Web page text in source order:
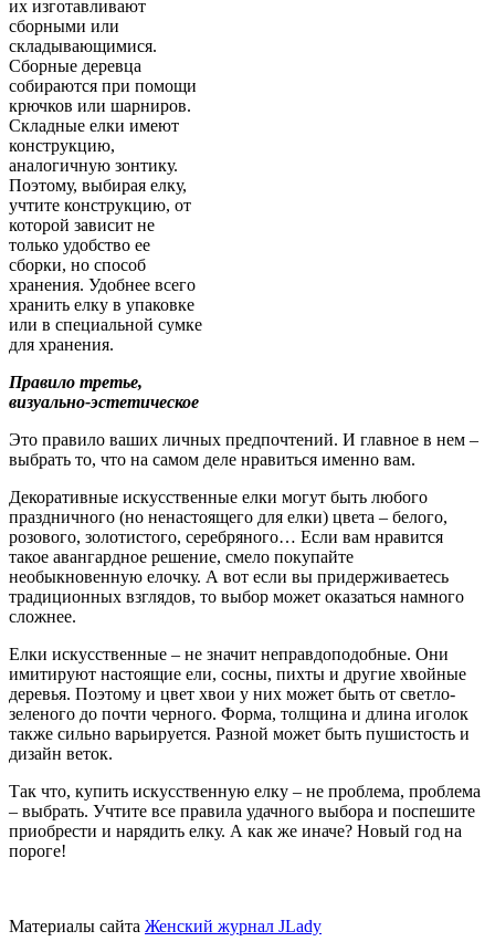
их изготавливают
сборными или
складывающимися.
Сборные деревца
собираются при помощи
крючков или шарниров.
Складные елки имеют
конструкцию,
аналогичную зонтику.
Поэтому, выбирая елку,
учтите конструкцию, от
которой зависит не
только удобство ее
сборки, но способ
хранения. Удобнее всего
хранить елку в упаковке
или в специальной сумке
для хранения.
Правило третье,
визуально-эстетическое
Это правило ваших личных предпочтений. И главное в нем –
выбрать то, что на самом деле нравиться именно вам.
Декоративные искусственные елки могут быть любого
праздничного (но ненастоящего для елки) цвета – белого,
розового, золотистого, серебряного… Если вам нравится
такое авангардное решение, смело покупайте
необыкновенную елочку. А вот если вы придерживаетесь
традиционных взглядов, то выбор может оказаться намного
сложнее.
Елки искусственные – не значит неправдоподобные. Они
имитируют настоящие ели, сосны, пихты и другие хвойные
деревья. Поэтому и цвет хвои у них может быть от светло-
зеленого до почти черного. Форма, толщина и длина иголок
также сильно варьируется. Разной может быть пушистость и
дизайн веток.
Так что, купить искусственную елку – не проблема, проблема
– выбрать. Учтите все правила удачного выбора и поспешите
приобрести и нарядить елку. А как же иначе? Новый год на
пороге!
Материалы сайта Женский журнал JLady